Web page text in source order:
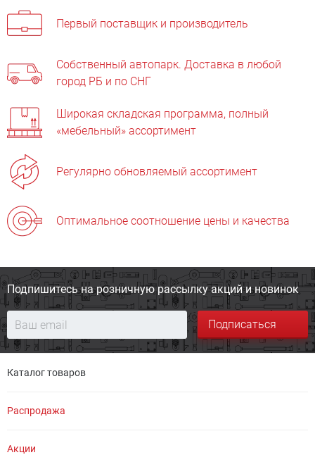
Первый поставщик и производитель
Собственный автопарк. Доставка в любой
город РБ и по СНГ
Широкая складская программа, полный
«мебельный» ассортимент
Регулярно обновляемый ассортимент
Оптимальное соотношение цены и качества
Подпишитесь на розничную рассылку акций и новинок
Подписаться
Каталог товаров
Распродажа
Акции